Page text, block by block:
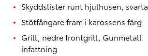
Skyddslister runt hjulhusen, svarta
Stötfångare fram i karossens färg
Grill, nedre frontgrill, Gunmetall
infattning